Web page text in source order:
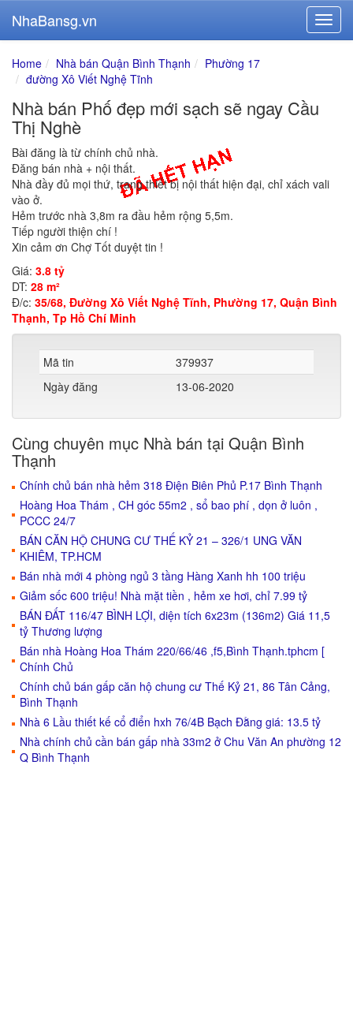
NhaBansg.vn
Home Nhà bán Quận Bình Thạnh
Phường 17
đường Xô Viết Nghệ Tĩnh
Nhà bán Phố đẹp mới sạch sẽ ngay Cầu
Thị Nghè
Bài đăng là từ chính chủ nhà.
Đăng bán nhà + nội thất.
Nhà đầy đủ mọi thứ, trang thiết bị nội thất hiện đại, chỉ xách vali
vào ở.
Hẻm trước nhà 3,8m ra đầu hẻm rộng 5,5m.
Tiếp người thiện chí !
Xin cảm ơn Chợ Tốt duyệt tin !
Giá: 3.8 tỷ
DT: 28 m²
Đ/c: 35/68, Đường Xô Viết Nghệ Tĩnh, Phường 17, Quận Bình
Thạnh, Tp Hồ Chí Minh
Mã tin
379937
Ngày đăng
13-06-2020
Cùng chuyên mục Nhà bán tại Quận Bình
Thạnh
Chính chủ bán nhà hẻm 318 Điện Biên Phủ P.17 Bình Thạnh
Hoàng Hoa Thám , CH góc 55m2 , sổ bao phí , dọn ở luôn ,
PCCC 24/7
BÁN CĂN HỘ CHUNG CƯ THẾ KỶ 21 – 326/1 UNG VĂN
KHIÊM, TP.HCM
Bán nhà mới 4 phòng ngủ 3 tầng Hàng Xanh hh 100 triệu
Giảm sốc 600 triệu! Nhà mặt tiền , hẻm xe hơi, chỉ 7.99 tỷ
BÁN ĐẤT 116/47 BÌNH LỢI, diện tích 6x23m (136m2) Giá 11,5
tỷ Thương lượng
Bán nhà Hoàng Hoa Thám 220/66/46 ,f5,Bình Thạnh.tphcm [
Chính Chủ
Chính chủ bán gấp căn hộ chung cư Thế Kỷ 21, 86 Tân Cảng,
Bình Thạnh
Nhà 6 Lầu thiết kế cổ điển hxh 76/4B Bạch Đằng giá: 13.5 tỷ
Nhà chính chủ cần bán gấp nhà 33m2 ở Chu Văn An phường 12
Q Bình Thạnh